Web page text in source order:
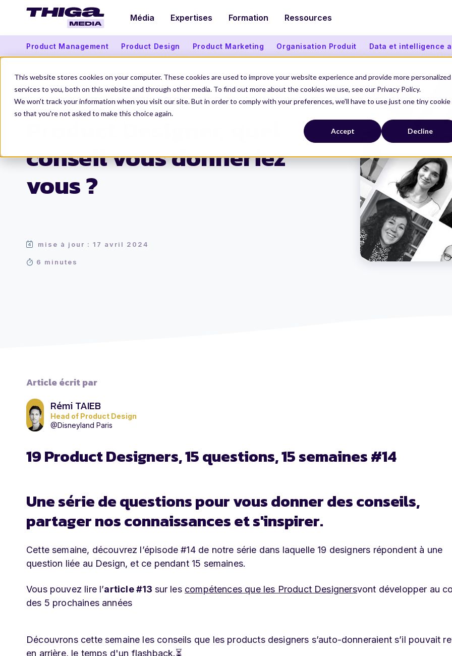
This website stores cookies on your computer. These cookies are used to improve your website experience and provide more personalized
services to you, both on this website and through other media. To find out more about the cookies we use, see our Privacy Policy.
We won't track your information when you visit our site. But in order to comply with your preferences, we'll have to use just one tiny cookie
so that you're not asked to make this choice again.
Accept Decline
Média Expertises Formation Ressources
Product Management Product Design Product Marketing Organisation Produit Data et intelligence
Thiga Media Product Design Product Designer, quel conseil vous donneriez vous ?
Product Designer, quel
conseil vous donneriez
vous ?
mise à jour : 17 avril 2024
6 minutes
Article écrit par
Rémi TAIEB
Head of Product Design
@Disneyland Paris
19 Product Designers, 15 questions, 15 semaines #14
Une série de questions pour vous donner des conseils,
partager nos connaissances et s'inspirer.
Cette semaine, découvrez l’épisode #14 de notre série dans laquelle 19 designers répondent à une
question liée au Design, et ce pendant 15 semaines.
Vous pouvez lire l’article #13 sur les compétences que les Product Designersvont développer au
des 5 prochaines années
Découvrons cette semaine les conseils que les products designers s’auto-donneraient s’il pouvait
en arrière, le temps d'un flashback.⏳